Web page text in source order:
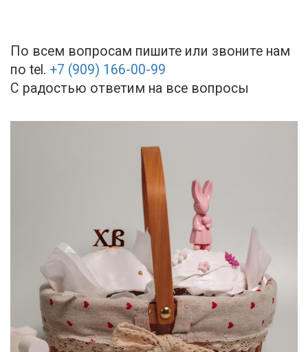
По всем вопросам пишите или звоните нам
по tel. +7 (909) 166-00-99
С радостью ответим на все вопросы